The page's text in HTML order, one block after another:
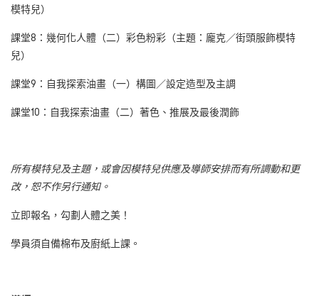
模特兒）
課堂8：幾何化人體（二）彩色粉彩（主題：龐克／街頭服飾模特
兒）
課堂9：自我探索油畫（一）構圖／設定造型及主調
課堂10：自我探索油畫（二）著色、推展及最後潤飾
所有模特兒及主題，或會因模特兒供應及導師安排而有所調動和更
改，恕不作另行通知。
立即報名，勾劃人體之美！
學員須自備棉布及廚紙上課。